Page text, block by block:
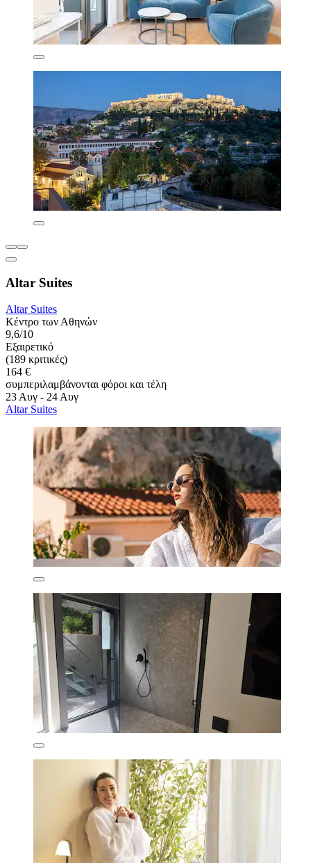
Altar Suites
Altar Suites
Κέντρο των Αθηνών
9,6/10
Εξαιρετικό
(189 κριτικές)
164 €
συμπεριλαμβάνονται φόροι και τέλη
23 Αυγ - 24 Αυγ
Altar Suites